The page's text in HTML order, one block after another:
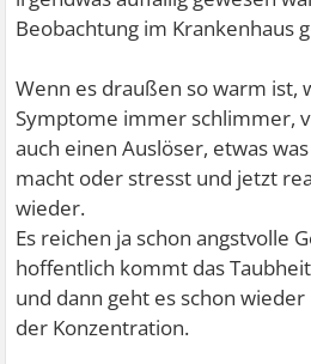
Beobachtung im Krankenhaus
Wenn es draußen so warm ist,
Symptome immer schlimmer,
auch einen Auslöser, etwas
macht oder stresst und jetzt
wieder.
Es reichen ja schon angstvolle
hoffentlich kommt das
und dann geht es schon
der Konzentration.